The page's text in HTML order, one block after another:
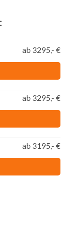
ab 3295,- €
ab 3295,- €
ab 3195,- €